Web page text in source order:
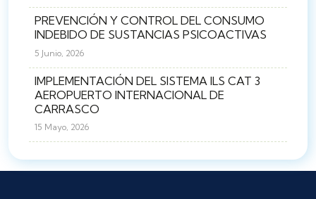
PREVENCIÓN Y CONTROL DEL CONSUMO
INDEBIDO DE SUSTANCIAS PSICOACTIVAS
5 Junio, 2026
IMPLEMENTACIÓN DEL SISTEMA ILS CAT 3
AEROPUERTO INTERNACIONAL DE
CARRASCO
15 Mayo, 2026